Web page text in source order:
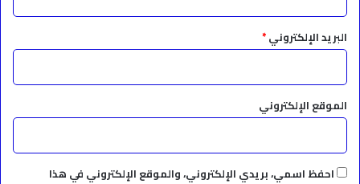
البريد الإلكتروني*
الموقع الإلكتروني
احفظ اسمي، بريدي الإلكتروني، والموقع الإلكتروني في هذا